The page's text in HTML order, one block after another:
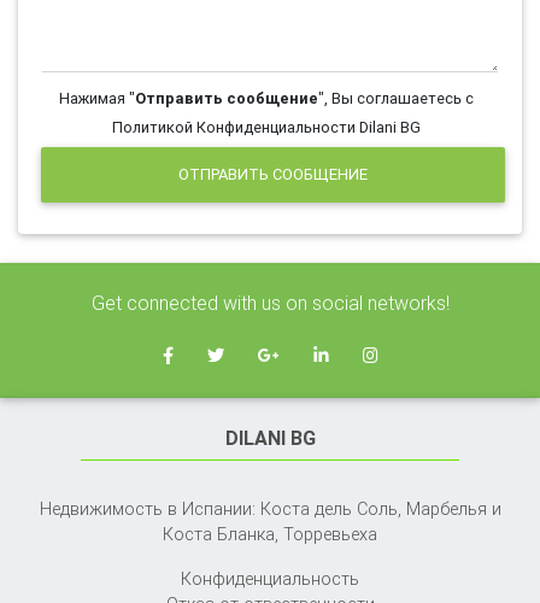
Нажимая "Отправить сообщение", Вы соглашаетесь с
Политикой Конфиденциальности Dilani BG
ОТПРАВИТЬ СООБЩЕНИЕ
Get connected with us on social networks!
DILANI BG
Недвижимость в Испании: Коста дель Соль, Марбелья и
Коста Бланка, Торревьеха
Конфиденциальность